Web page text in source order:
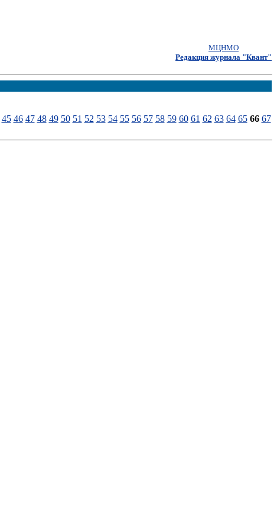
МЦНМО
Редакция журнала "Квант"
45 46 47 48 49 50 51 52 53 54 55 56 57 58 59 60 61 62 63 64 65 66 67